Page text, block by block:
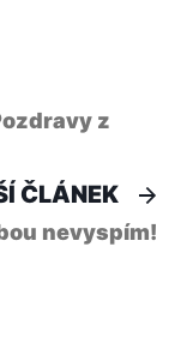
z
ČLÁNEK
nevyspím!